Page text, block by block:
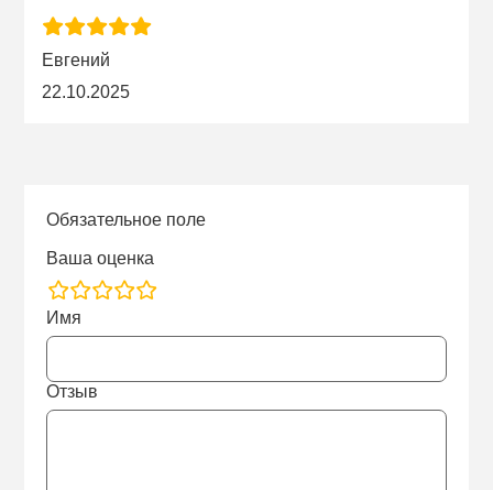
Евгений
22.10.2025
Обязательное поле
Ваша оценка
rating
fields
Имя
Отзыв